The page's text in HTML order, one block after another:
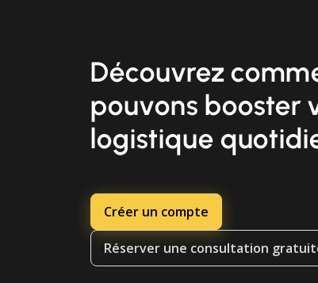
Découvrez
pouvons booster
logistique
Créer un compte
Réserver une consultation